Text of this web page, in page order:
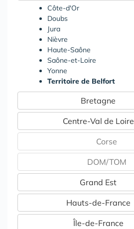
Côte-d'Or
Doubs
Jura
Nièvre
Haute-Saône
Saône-et-Loire
Yonne
Territoire de Belfort
Bretagne
Centre-Val de Loire
Corse
DOM/TOM
Grand Est
Hauts-de-France
Île-de-France